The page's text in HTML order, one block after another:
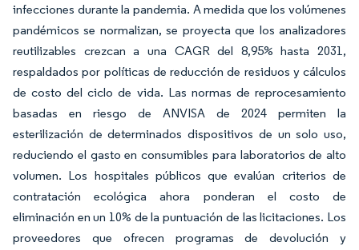
infecciones durante la pandemia. A medida que los volúmenes
pandémicos se normalizan, se proyecta que los analizadores
reutilizables crezcan a una CAGR del 8,95% hasta 2031,
respaldados por políticas de reducción de residuos y cálculos
de costo del ciclo de vida. Las normas de reprocesamiento
basadas en riesgo de ANVISA de 2024 permiten la
esterilización de determinados dispositivos de un solo uso,
reduciendo el gasto en consumibles para laboratorios de alto
volumen. Los hospitales públicos que evalúan criterios de
contratación ecológica ahora ponderan el costo de
eliminación en un 10% de la puntuación de las licitaciones. Los
proveedores que ofrecen programas de devolución y